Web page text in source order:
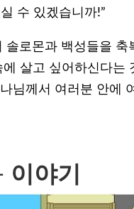
수 있겠습니까!”
로몬과 백성들을
살고 싶어하신다는
님께서 여러분 안에
이야기